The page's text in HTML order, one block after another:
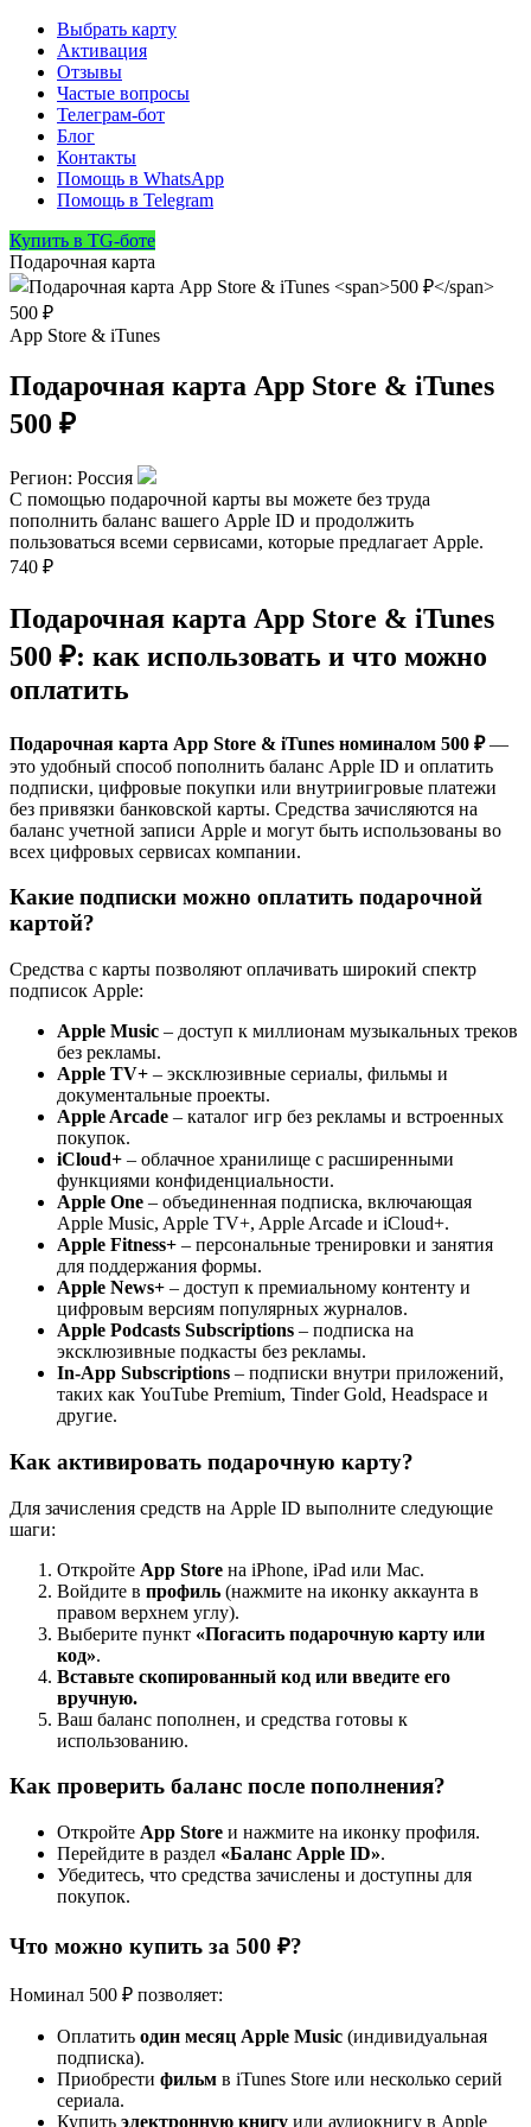
Выбрать карту
Активация
Отзывы
Частые вопросы
Телеграм-бот
Блог
Контакты
Помощь в WhatsApp
Помощь в Telegram
Купить в TG-боте
Подарочная карта
500 ₽
App Store & iTunes
Подарочная карта App Store & iTunes
500 ₽
Регион: Россия
С помощью подарочной карты вы можете без труда
пополнить баланс вашего Apple ID и продолжить
пользоваться всеми сервисами, которые предлагает Apple.
740 ₽
Подарочная карта App Store & iTunes
500 ₽: как использовать и что можно
оплатить
Подарочная карта App Store & iTunes номиналом 500 ₽—
это удобный способ пополнить баланс Apple ID и оплатить
подписки, цифровые покупки или внутриигровые платежи
без привязки банковской карты. Средства зачисляются на
баланс учетной записи Apple и могут быть использованы во
всех цифровых сервисах компании.
Какие подписки можно оплатить подарочной
картой?
Средства с карты позволяют оплачивать широкий спектр
подписок Apple:
Apple Music – доступ к миллионам музыкальных треков
без рекламы.
Apple TV+ – эксклюзивные сериалы, фильмы и
документальные проекты.
Apple Arcade – каталог игр без рекламы и встроенных
покупок.
iCloud+ – облачное хранилище с расширенными
функциями конфиденциальности.
Apple One – объединенная подписка, включающая
Apple Music, Apple TV+, Apple Arcade и iCloud+.
Apple Fitness+ – персональные тренировки и занятия
для поддержания формы.
Apple News+ – доступ к премиальному контенту и
цифровым версиям популярных журналов.
Apple Podcasts Subscriptions – подписка на
эксклюзивные подкасты без рекламы.
In-App Subscriptions – подписки внутри приложений,
таких как YouTube Premium, Tinder Gold, Headspace и
другие.
Как активировать подарочную карту?
Для зачисления средств на Apple ID выполните следующие
шаги:
Откройте App Store на iPhone, iPad или Mac.
Войдите в профиль (нажмите на иконку аккаунта в
правом верхнем углу).
Выберите пункт «Погасить подарочную карту или
код».
Вставьте скопированный код или введите его
вручную.
Ваш баланс пополнен, и средства готовы к
использованию.
Как проверить баланс после пополнения?
Откройте App Store и нажмите на иконку профиля.
Перейдите в раздел «Баланс Apple ID».
Убедитесь, что средства зачислены и доступны для
покупок.
Что можно купить за 500 ₽?
Номинал 500 ₽ позволяет:
Оплатить один месяц Apple Music (индивидуальная
подписка).
Приобрести фильм в iTunes Store или несколько серий
сериала.
Купить электронную книгу или аудиокнигу в Apple